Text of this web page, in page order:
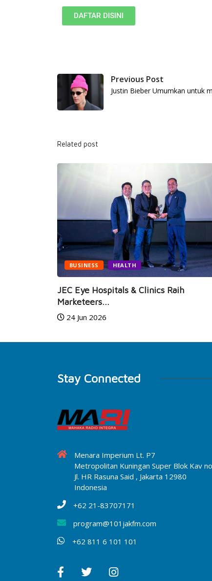
DAFTAR DISINI
Previous Post
Justin Bieber Umumkan untuk
Related post
BUSINESS HEALTH
JEC Eye Hospitals & Clinics Raih
Marketeers...
24 Jun 2026
Stay Connected
Menara Imperium Lt. P7
Metropolitan Kuningan Super Blok Kav
Jl. HR Rasuna Said , Jakarta 12980
Indonesia
+62 21-83707171
program@101jakfm.com
+62 811 6 101 101